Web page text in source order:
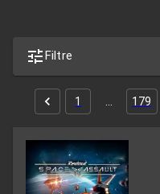
Filtre
1 179